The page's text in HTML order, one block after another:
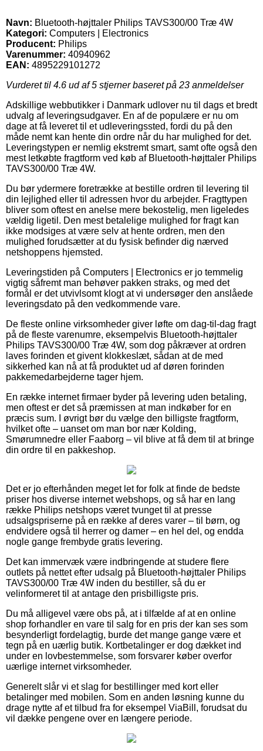
Navn: Bluetooth-højttaler Philips TAVS300/00 Træ 4W
Kategori: Computers | Electronics
Producent: Philips
Varenummer: 40940962
EAN: 4895229101272
Vurderet til 4.6 ud af 5 stjerner baseret på 23 anmeldelser
Adskillige webbutikker i Danmark udlover nu til dags et bredt
udvalg af leveringsudgaver. En af de populære er nu om
dage at få leveret til et udleveringssted, fordi du på den
måde nemt kan hente din ordre når du har mulighed for det.
Leveringstypen er nemlig ekstremt smart, samt ofte også den
mest letkøbte fragtform ved køb af Bluetooth-højttaler Philips
TAVS300/00 Træ 4W.
Du bør ydermere foretrække at bestille ordren til levering til
din lejlighed eller til adressen hvor du arbejder. Fragttypen
bliver som oftest en anelse mere bekostelig, men ligeledes
vældig ligetil. Den mest betalelige mulighed for fragt kan
ikke modsiges at være selv at hente ordren, men den
mulighed forudsætter at du fysisk befinder dig nærved
netshoppens hjemsted.
Leveringstiden på Computers | Electronics er jo temmelig
vigtig såfremt man behøver pakken straks, og med det
formål er det utvivlsomt klogt at vi undersøger den anslåede
leveringsdato på den vedkommende vare.
De fleste online virksomheder giver løfte om dag-til-dag fragt
på de fleste varenumre, eksempelvis Bluetooth-højttaler
Philips TAVS300/00 Træ 4W, som dog påkræver at ordren
laves forinden et givent klokkeslæt, sådan at de med
sikkerhed kan nå at få produktet ud af døren forinden
pakkemedarbejderne tager hjem.
En række internet firmaer byder på levering uden betaling,
men oftest er det så præmissen at man indkøber for en
præcis sum. I øvrigt bør du vælge den billigste fragtform,
hvilket ofte – uanset om man bor nær Kolding,
Smørumnedre eller Faaborg – vil blive at få dem til at bringe
din ordre til en pakkeshop.
Det er jo efterhånden meget let for folk at finde de bedste
priser hos diverse internet webshops, og så har en lang
række Philips netshops været tvunget til at presse
udsalgspriserne på en række af deres varer – til børn, og
endvidere også til herrer og damer – en hel del, og endda
nogle gange frembyde gratis levering.
Det kan immervæk være indbringende at studere flere
outlets på nettet efter udsalg på Bluetooth-højttaler Philips
TAVS300/00 Træ 4W inden du bestiller, så du er
velinformeret til at antage den prisbilligste pris.
Du må alligevel være obs på, at i tilfælde af at en online
shop forhandler en vare til salg for en pris der kan ses som
besynderligt fordelagtig, burde det mange gange være et
tegn på en uærlig butik. Kortbetalinger er dog dækket ind
under en lovbestemmelse, som forsvarer køber overfor
uærlige internet virksomheder.
Generelt slår vi et slag for bestillinger med kort eller
betalinger med mobilen. Som en anden løsning kunne du
drage nytte af et tilbud fra for eksempel ViaBill, forudsat du
vil dække pengene over en længere periode.